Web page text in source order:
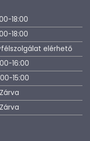
18:00
18:00
elérhető
16:00
15:00
Zárva
Zárva